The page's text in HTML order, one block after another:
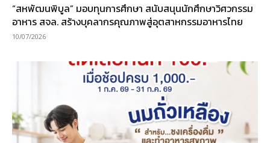
“สหพัฒนพิบูล” มอบทุนการศึกษา สนับสนุนนักศึกษาวิศวกรรม
อาหาร สจล. สร้างบุคลากรคุณภาพสู่อุตสาหกรรมอาหารไทย
10/07/2026